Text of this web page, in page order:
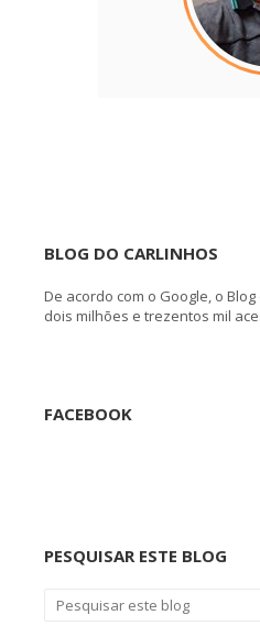
BLOG DO CARLINHOS
De acordo com o Google, o
dois milhões e trezentos mil
FACEBOOK
PESQUISAR ESTE BLOG